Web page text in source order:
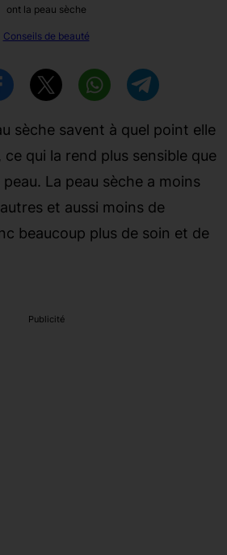
ont la peau sèche
Conseils de beauté
sèche savent à quel point elle
qui la rend plus sensible que
La peau sèche a moins
et aussi moins de
beaucoup plus de soin et de
Publicité